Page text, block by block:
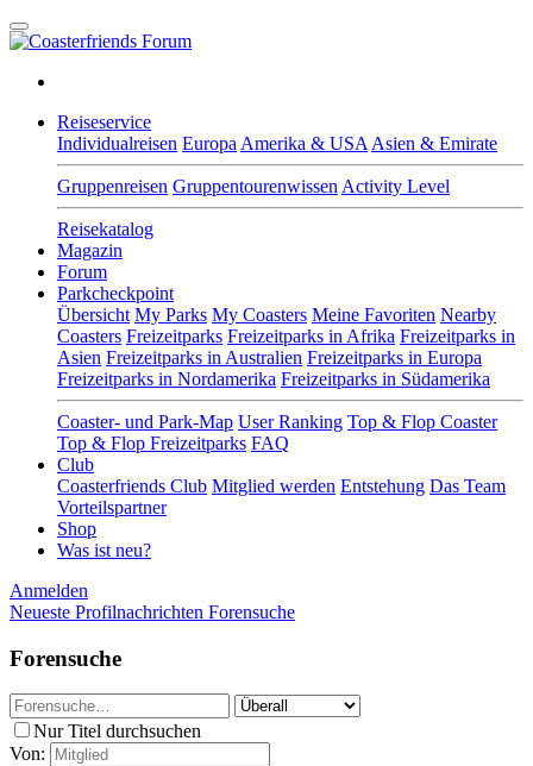
Reiseservice
Individualreisen Europa Amerika & USA Asien & Emirate
Gruppenreisen Gruppentourenwissen Activity Level
Reisekatalog
Magazin
Forum
Parkcheckpoint
Übersicht My Parks My Coasters Meine Favoriten Nearby
Coasters Freizeitparks Freizeitparks in Afrika Freizeitparks in
Asien Freizeitparks in Australien Freizeitparks in Europa
Freizeitparks in Nordamerika Freizeitparks in Südamerika
Coaster- und Park-Map User Ranking Top & Flop Coaster
Top & Flop Freizeitparks FAQ
Club
Coasterfriends Club Mitglied werden Entstehung Das Team
Vorteilspartner
Shop
Was ist neu?
Anmelden
Neueste Profilnachrichten Forensuche
Forensuche
Nur Titel durchsuchen
Von: